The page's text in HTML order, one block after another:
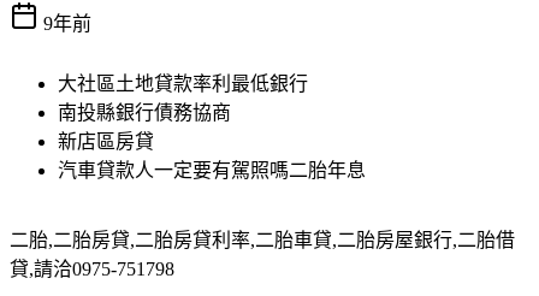
9年前
大社區土地貸款率利最低銀行
南投縣銀行債務協商
新店區房貸
汽車貸款人一定要有駕照嗎二胎年息
二胎,二胎房貸,二胎房貸利率,二胎車貸,二胎房屋銀行,二胎借
貸,請洽0975-751798